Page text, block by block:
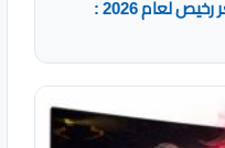
أفضل كروت الشاشة للألعاب بسعر رخيص لعام 2026 :